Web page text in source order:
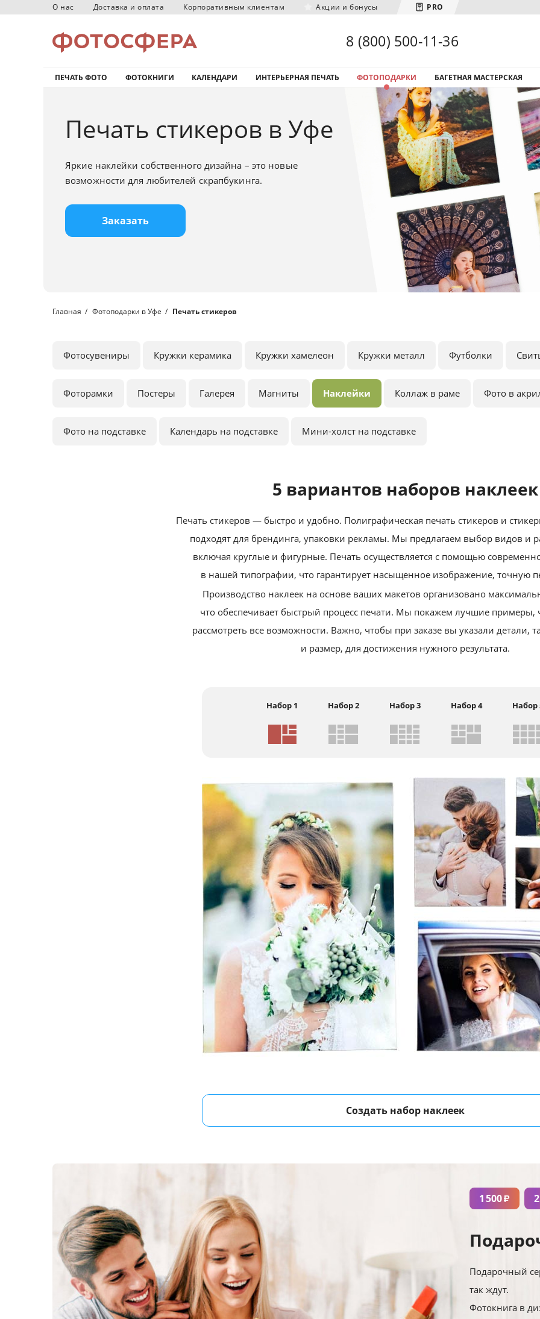
О нас Доставка и оплата Корпоративным клиентам Акции и бонусы PRO
Загрузка городов...
8 (800) 500-11-36
ПЕЧАТЬ ФОТО ФОТОКНИГИ КАЛЕНДАРИ ИНТЕРЬЕРНАЯ ПЕЧАТЬ ФОТОПОДАРКИ БАГЕТНАЯ МАСТЕРСКАЯ
Печать стикеров в Уфе
Яркие наклейки собственного дизайна – это новые
возможности для любителей скрапбукинга.
Заказать
Главная Фотоподарки в Уфе Печать стикеров
Фотосувениры Кружки керамика Кружки хамелеон Кружки металл Футболки
Фоторамки Постеры Галерея Магниты Наклейки Коллаж в раме Фото в
Фото на подставке Календарь на подставке Мини-холст на подставке
5 вариантов наборов наклеек
Печать стикеров — быстро и удобно. Полиграфическая печать стикеров и
подходят для брендинга, упаковки рекламы. Мы предлагаем выбор видов и
включая круглые и фигурные. Печать осуществляется с помощью
в нашей типографии, что гарантирует насыщенное изображение, точную
Производство наклеек на основе ваших макетов организовано
что обеспечивает быстрый процесс печати. Мы покажем лучшие
рассмотреть все возможности. Важно, чтобы при заказе вы указали детали,
и размер, для достижения нужного результата.
Набор 1 Набор 2 Набор 3 Набор 4 Набор
Создать набор наклеек
1 500₽
Подарочный
так ждут.
Фотокнига в